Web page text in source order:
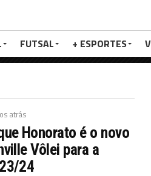
FUTSAL + ESPORTES
atrás
Honorato é o novo
Vôlei para a
24